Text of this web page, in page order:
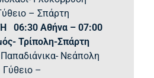
– Σπάρτη
06:30 Αθήνα – 07:00
Τρίπολη-Σπάρτη
Νεάπολη
–